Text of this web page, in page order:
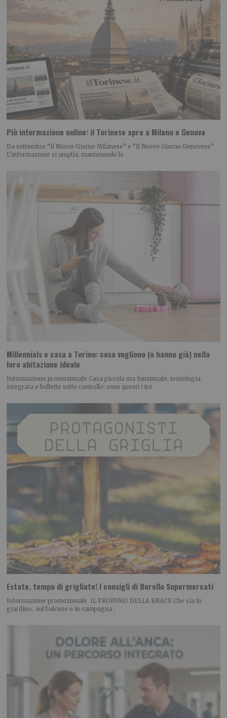
Più informazione online: il Torinese apre a Milano e Genova
Da settembre “Il Nuovo Giorno Milanese” e “Il Nuovo Giorno Genovese”
L’informazione si amplia, mantenendo lo
Millennials e casa a Torino: cosa vogliono (o hanno già) nella
loro abitazione ideale
Informazione promozionale Casa piccola ma funzionale, tecnologia
integrata e bollette sotto controllo: sono questi i tre
Estate, tempo di grigliate! I consigli di Borello Supermercati
Informazione promozionale IL PROFUMO DELLA BRACE Che sia in
giardino, sul balcone o in campagna ,